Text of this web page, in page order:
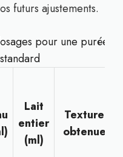
futurs ajustements.
pour une purée
Lait
entier
(ml)
Texture
obtenue